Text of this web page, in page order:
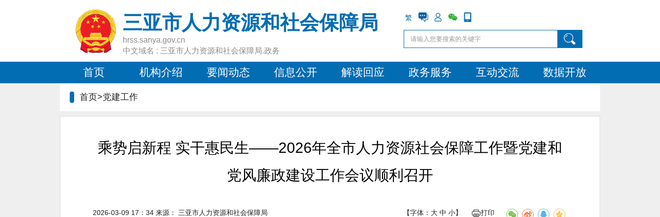
三亚市人力资源和社会保障局
hrss.sanya.gov.cn
中文域名 : 三亚市人力资源和社会保障局.政务
繁
首页 机构介绍 要闻动态 信息公开 解读回应 政务服务 互动交流 数据开放
首页>党建工作
乘势启新程 实干惠民生——2026年全市人力资源社会保障工作暨党建和
党风廉政建设工作会议顺利召开
【字体： 大 中 小】 打印
2026-03-09 17：34 来源： 三亚市人力资源和社会保障局